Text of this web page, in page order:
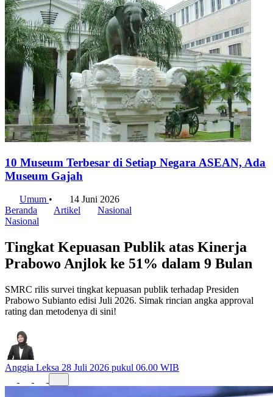
10 Museum Terbesar di Setiap Negara ASEAN, Ada
Museum Gajah
Umum •
14 Juni 2026
Beranda
Artikel
Nasional
Nasional
Tingkat Kepuasan Publik atas Kinerja
Prabowo Anjlok ke 51% dalam 9 Bulan
SMRC rilis survei tingkat kepuasan publik terhadap Presiden
Prabowo Subianto edisi Juli 2026. Simak rincian angka approval
rating dan metodenya di sini!
Anggia Leksa 28 Juli 2026 pukul 06.00 WIB